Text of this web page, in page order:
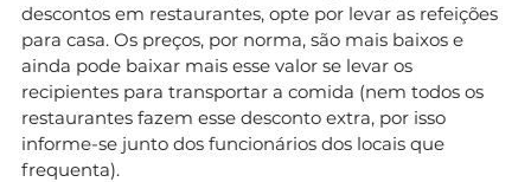
descontos em restaurantes, opte por levar as refeições
para casa. Os preços, por norma, são mais baixos e
ainda pode baixar mais esse valor se levar os
recipientes para transportar a comida (nem todos os
restaurantes fazem esse desconto extra, por isso
informe-se junto dos funcionários dos locais que
frequenta).